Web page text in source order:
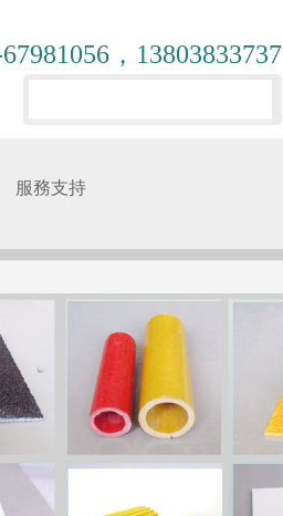
，13803833737
服務支持